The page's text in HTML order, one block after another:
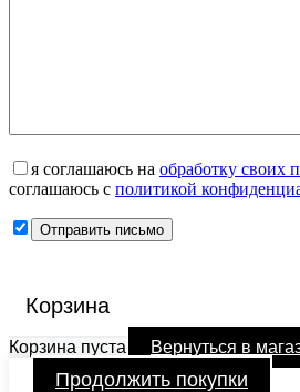
я соглашаюсь на обработку своих
соглашаюсь с политикой
Корзина
Корзина пуста Вернуться в
Продолжить покупки